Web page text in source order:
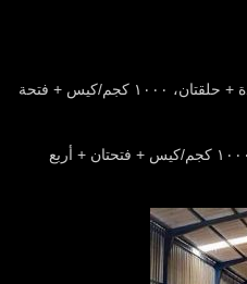
التعبئة: ١٠٠٠ كجم/كيس + فتحة واحدة + حلقتان، ١٠٠٠ كجم/كيس + فتحة
١٠٠٠ كجم/كيس + فتحتان + حلقتان ١٠٠٠ كجم/كيس + فتحتان + أربع